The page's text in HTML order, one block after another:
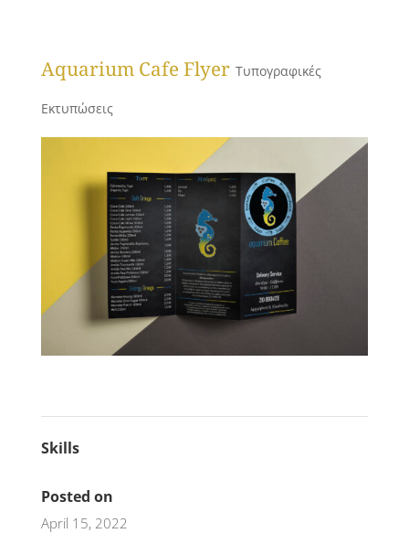
Aquarium Cafe Flyer Τυπογραφικές
Εκτυπώσεις
Skills
Posted on
April 15, 2022